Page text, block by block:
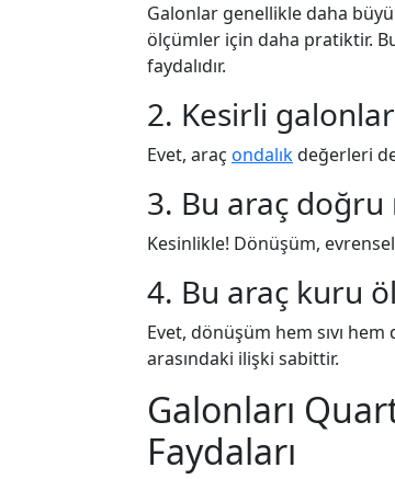
Galonlar genellikle daha
ölçümler için daha pratiktir.
faydalıdır.
2. Kesirli
Evet, araç ondalıkdeğerleri
3. Bu araç doğru
Kesinlikle! Dönüşüm,
4. Bu araç kuru
Evet, dönüşüm hem sıvı
arasındaki ilişki sabittir.
Galonları
Faydaları